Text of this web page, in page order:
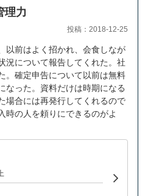
理力
投稿：2018-12-25
以前はよく招かれ、会食しなが
況について報告してくれた。社
。確定申告について以前は無料
なった。資料だけは時期になる
場合には再発行してくれるので
時の人を頼りにできるのがよ